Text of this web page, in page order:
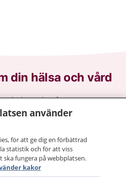
din hälsa och vård
hälsa och information om
du kan kontakta.
journal och göra dina
1177 för
runt.
vill må bättre.
använder
för att ge dig en förbättrad
statistik och för att viss
fungera på webbplatsen.
kakor